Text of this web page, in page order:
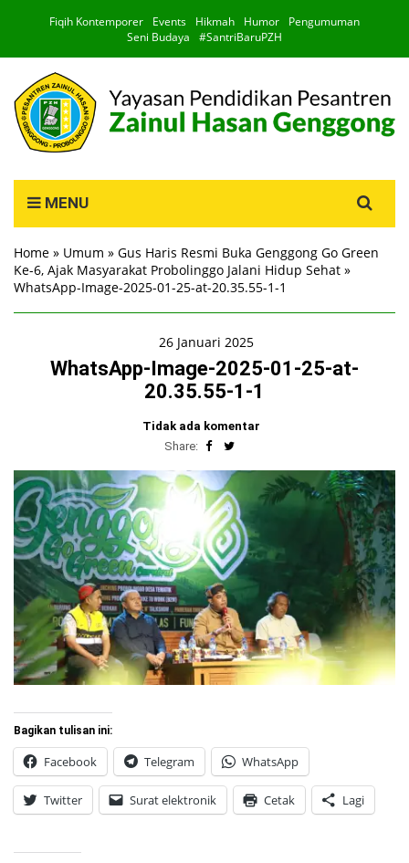
Fiqih Kontemporer Events Hikmah Humor
Pengumuman
Seni Budaya
#SantriBaruPZH
MENU
for:
Home » Umum » Gus Haris Resmi Buka Genggong Go Green
Ke-6, Ajak Masyarakat Probolinggo Jalani Hidup Sehat »
WhatsApp-Image-2025-01-25-at-20.35.55-1-1
26 Januari 2025
WhatsApp-Image-2025-01-25-at-
20.35.55-1-1
Tidak ada komentar
Share:
Bagikan tulisan ini:
Facebook Telegram WhatsApp
Twitter Surat elektronik Cetak Lagi